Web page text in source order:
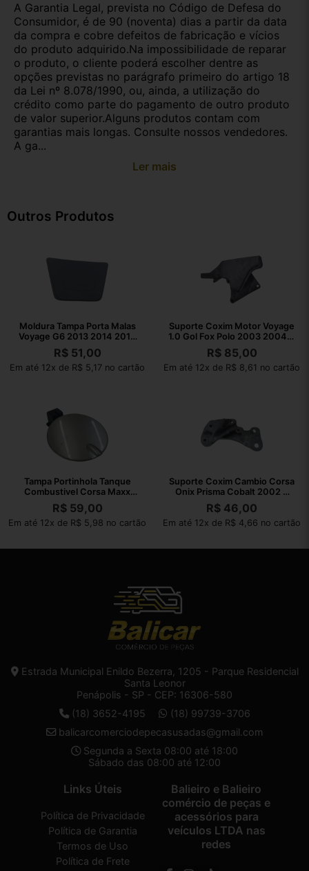
A Garantia Legal, prevista no Código de Defesa do
Consumidor, é de 90 (noventa) dias a partir da data
da compra e cobre defeitos de fabricação e vícios
do produto adquirido.Na impossibilidade de reparar
o produto, o cliente poderá escolher dentre as
opções previstas no parágrafo primeiro do artigo 18
da Lei nº 8.078/1990, ou, ainda, a utilização do
crédito como parte do pagamento de outro produto
de valor superior.Alguns produtos contam com
garantias mais longas. Consulte nossos vendedores.
A ga...
Ler mais
Outros Produtos
Moldura Tampa Porta Malas
Voyage G6 2013 2014 2015
2016
R$51,00
Em até 12x de R$ 5,17 no cartão
Suporte Coxim Motor Voyage
1.0 Gol Fox Polo 2003 2004 A
2021
R$85,00
Em até 12x de R$ 8,61 no cartão
Tampa Portinhola Tanque
Combustivel Corsa Maxx
2004 A 2012
R$59,00
Em até 12x de R$ 5,98 no cartão
Suporte Coxim Cambio Corsa
Onix Prisma Cobalt 2002 A
2010
R$ 46,00
Em até 12x de R$ 4,66 no cartão
Estrada Municipal Enildo Bezerra, 1205 - Parque Residencial
Santa Leonor
Penápolis - SP - CEP: 16306-580
(18) 3652-4195
(18) 99739-3706
balicarcomerciodepecasusadas@gmail.com
Segunda a Sexta 08:00 até 18:00
Sábado das 08:00 até 12:00
Links Úteis
Política de Privacidade
Política de Garantia
Termos de Uso
Política de Frete
Balieiro e Balieiro
comércio de peças e
acessórios para
veículos LTDA nas
redes